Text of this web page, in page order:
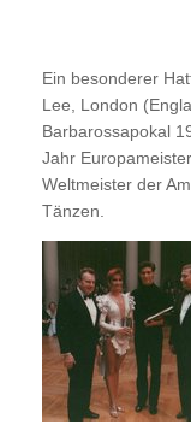
Ein besonderer
Lee, London
Barbarossapokal
Jahr
Weltmeister der
Tänzen.